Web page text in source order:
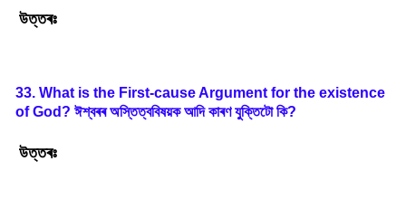
উত্তৰঃ
33. What is the First-cause Argument for the existence
of God? ঈশ্বৰৰ অস্তিত্ববিষয়ক আদি কাৰণ যুক্তিটো কি?
উত্তৰঃ